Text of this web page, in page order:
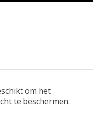
om het
te beschermen.